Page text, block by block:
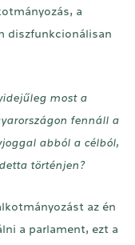
a
diszfunkcionálisan
most a
fennáll a
abból a célból,
történjen?
az én
a parlament, ezt a